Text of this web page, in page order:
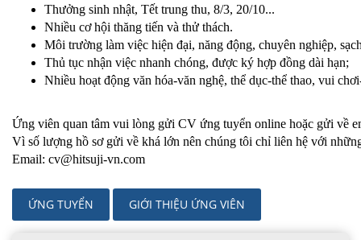
Thưởng sinh nhật, Tết trung thu, 8/3, 20/10...
Nhiều cơ hội thăng tiến và thử thách.
Môi trường làm việc hiện đại, năng động, chuyên nghiệp,
Thủ tục nhận việc nhanh chóng, được ký hợp đồng dài hạn;
Nhiều hoạt động văn hóa-văn nghệ, thể dục-thể thao, vui
​Ứng viên quan tâm vui lòng gửi CV ứng tuyển online hoặc gửi về
Vì số lượng hồ sơ gửi về khá lớn nên chúng tôi chỉ liên hệ với
Email: cv@hitsuji-vn.com
ỨNG TUYỂN GIỚI THIỆU ỨNG VIÊN